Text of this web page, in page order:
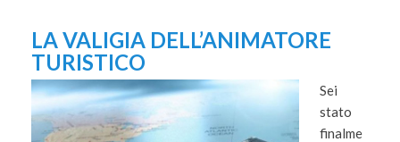
LA VALIGIA DELL’ANIMATORE
TURISTICO
Sei
stato
finalme